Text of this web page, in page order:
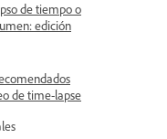
de tiempo o
edición
de time-lapse